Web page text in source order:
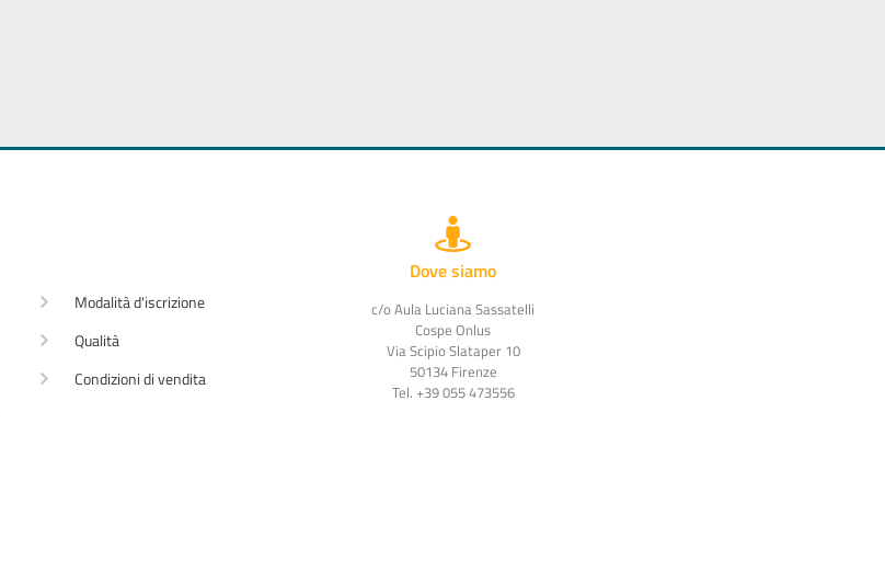
Modalità d'iscrizione
Qualità
Condizioni di vendita
Dove siamo
c/o Aula Luciana Sassatelli
Cospe Onlus
Via Scipio Slataper 10
50134 Firenze
Tel. +39 055 473556